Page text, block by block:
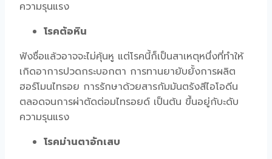
ความรุนแรง
โรคต้อหิน
ฟังชื่อแล้วอาจจะไม่คุ้นหู แต่โรคนี้ก็เป็นสาเหตุหนึ่งที่ทำให้
เกิดอาการปวดกระบอกตา การทานยายับยั้งการผลิต
ฮอร์โมนไทรอย การรักษาด้วยสารกัมมันตรังสีไอโอดีน
ตลอดจนการผ่าตัดต่อมไทรอยด์ เป็นต้น ขึ้นอยู่กับะดับ
ความรุนแรง
โรคม่านตาอักเสบ